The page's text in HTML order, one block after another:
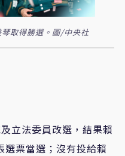
取得勝選。圖/中央社
立法委員改選，結果賴
票當選；沒有投給賴